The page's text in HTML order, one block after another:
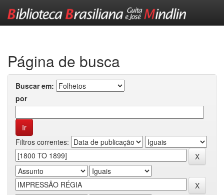
Página de busca
Buscar em:
por
Filtros correntes: